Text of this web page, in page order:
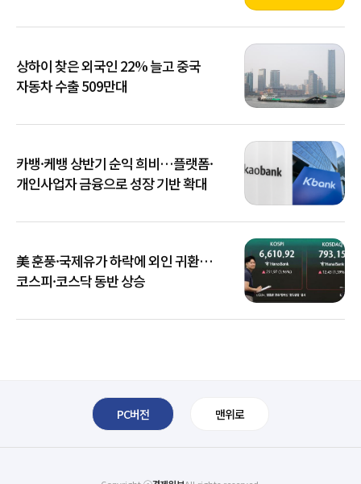
상하이 찾은 외국인 22% 늘고 중국
자동차 수출 509만대
카뱅·케뱅 상반기 순익 희비…플랫폼·
개인사업자 금융으로 성장 기반 확대
美 훈풍·국제유가 하락에 외인 귀환…
코스피·코스닥 동반 상승
PC버전 맨위로